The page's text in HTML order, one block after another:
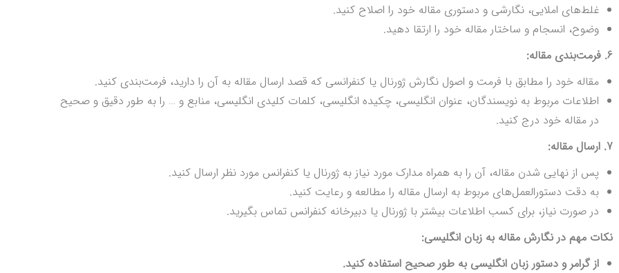
غلط‌های املایی، نگارشی و دستوری مقاله خود را اصلاح کنید.
وضوح، انسجام و ساختار مقاله خود را ارتقا دهید.
6. فرمت‌بندی مقاله:
مقاله خود را مطابق با فرمت و اصول نگارش ژورنال یا کنفرانسی که قصد ارسال مقاله به آن را دارید، فرمت‌بندی کنید.
اطلاعات مربوط به نویسندگان، عنوان انگلیسی، چکیده انگلیسی، کلمات کلیدی انگلیسی، منابع و … را به طور دقیق و صحیح
در مقاله خود درج کنید.
7. ارسال مقاله:
پس از نهایی شدن مقاله، آن را به همراه مدارک مورد نیاز به ژورنال یا کنفرانس مورد نظر ارسال کنید.
به دقت دستورالعمل‌های مربوط به ارسال مقاله را مطالعه و رعایت کنید.
در صورت نیاز، برای کسب اطلاعات بیشتر با ژورنال یا دبیرخانه کنفرانس تماس بگیرید.
نکات مهم در نگارش مقاله به زبان انگلیسی:
از گرامر و دستور زبان انگلیسی به طور صحیح استفاده کنید.